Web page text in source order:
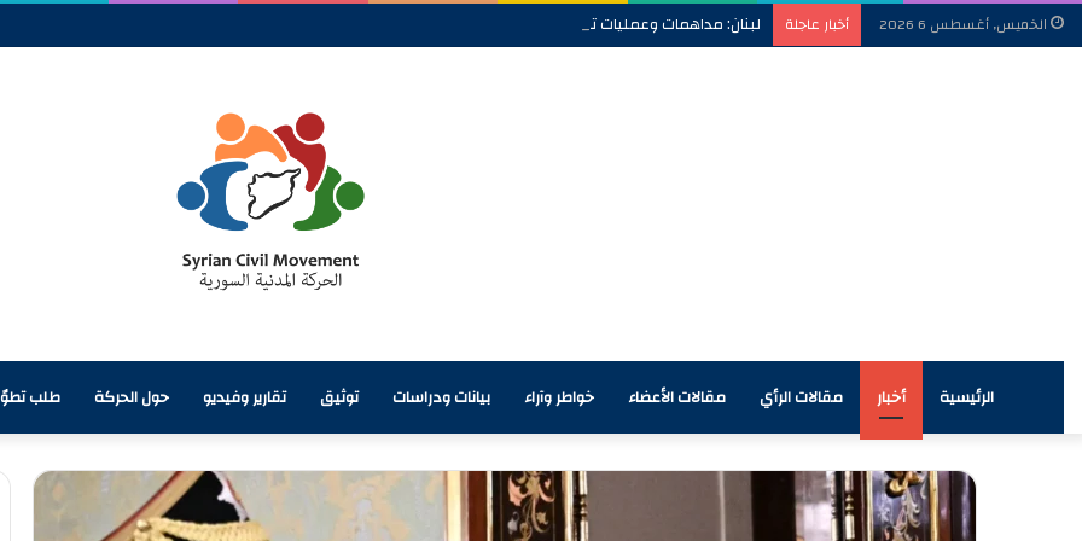
الخميس, أغسطس 6 2026 أخبار عاجلة لبنان: مداهمات وعمليات ترحيل بحق لاجئين سوريين في بعض المخيمات في البقاع
الرئيسية أخبار مقالات الرأي مقالات الأعضاء خواطر وآراء بيانات ودراسات توثيق تقارير وفيديو حول الحركة طلب